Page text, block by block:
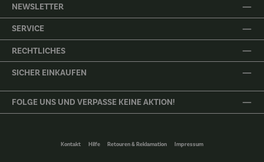
NEWSLETTER
SERVICE
RECHTLICHES
SICHER EINKAUFEN
FOLGE UNS UND VERPASSE KEINE AKTION!
Kontakt Hilfe Retouren & Reklamation Impressum